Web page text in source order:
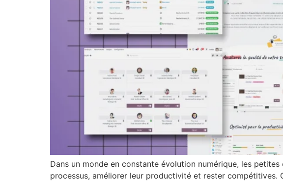
Dans un monde en constante évolution numérique, les
processus, améliorer leur productivité et rester compétitives.